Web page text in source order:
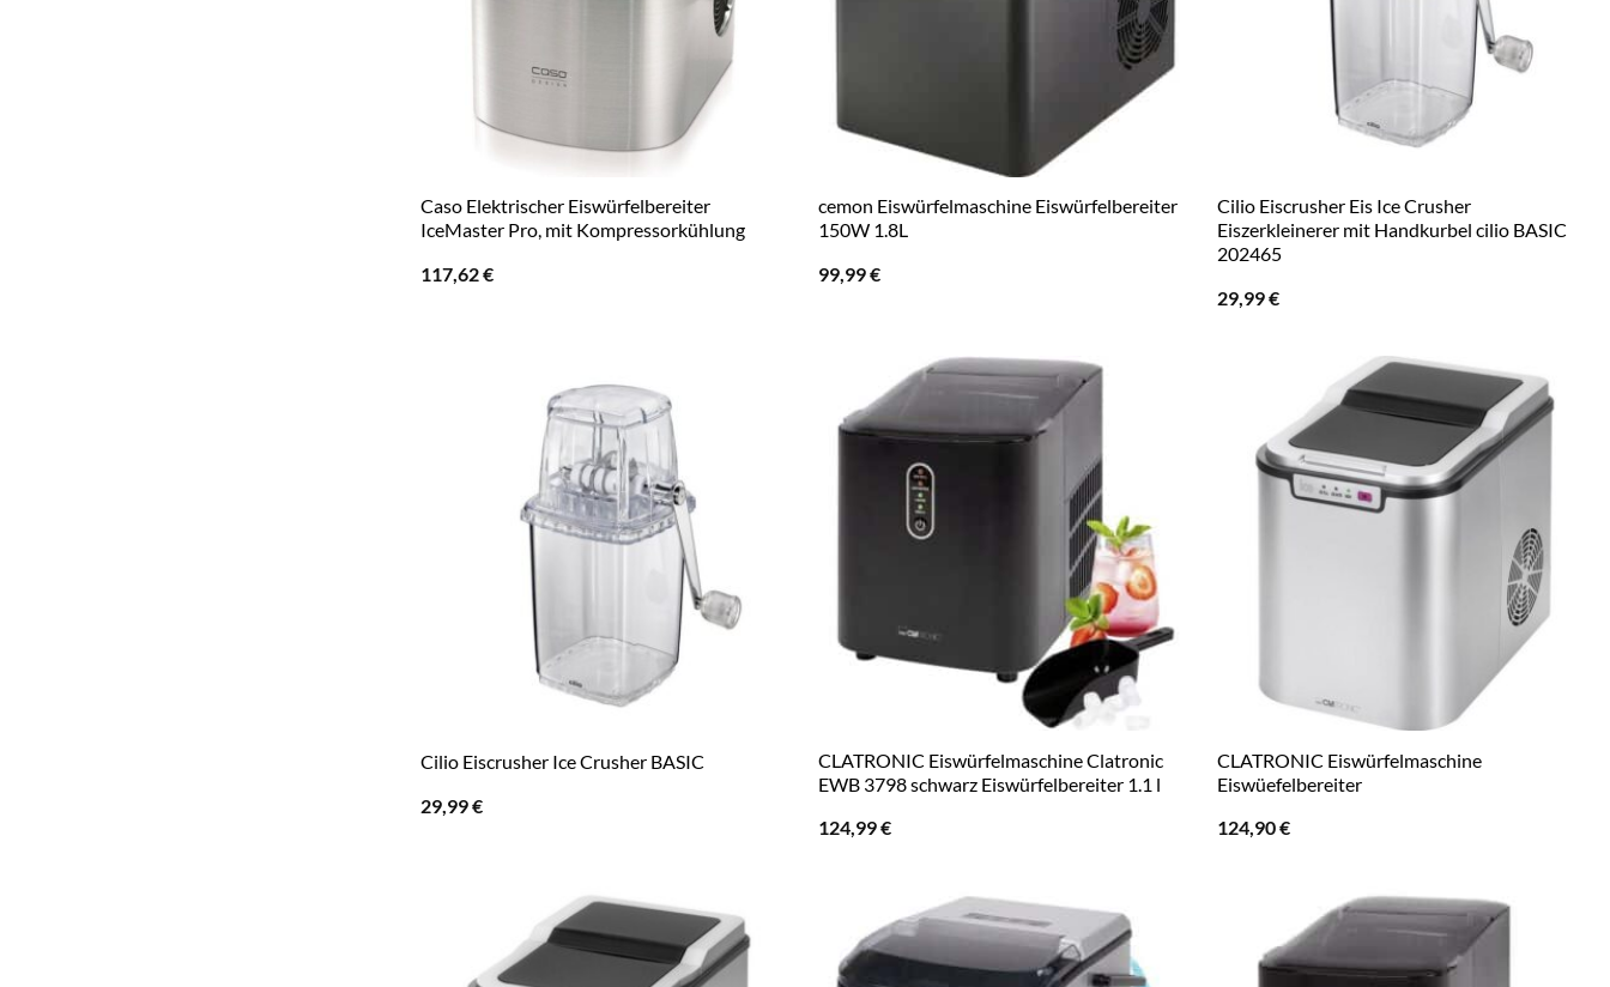
Caso Elektrischer Eiswürfelbereiter
IceMaster Pro, mit Kompressorkühlung
117,62€
cemon Eiswürfelmaschine Eiswürfelbereiter
150W 1.8L
99,99€
Cilio Eiscrusher Eis Ice Crusher
Eiszerkleinerer mit Handkurbel cilio BASIC
202465
29,99€
Cilio Eiscrusher Ice Crusher BASIC
29,99€
CLATRONIC Eiswürfelmaschine Clatronic
EWB 3798 schwarz Eiswürfelbereiter 1.1 l
124,99€
CLATRONIC Eiswürfelmaschine
Eiswüefelbereiter
124,90€